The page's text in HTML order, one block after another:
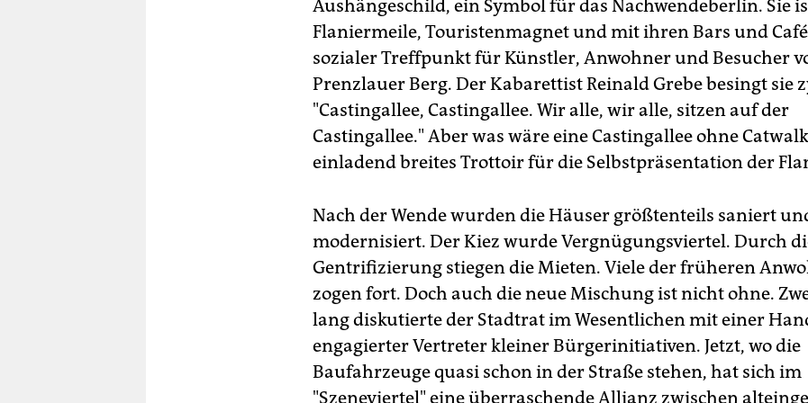
Aushängeschild, ein Symbol für das Nachwendeberlin. Sie
Flaniermeile, Touristenmagnet und mit ihren Bars und
sozialer Treffpunkt für Künstler, Anwohner und Besucher
Prenzlauer Berg. Der Kabarettist Reinald Grebe besingt sie
"Castingallee, Castingallee. Wir alle, wir alle, sitzen auf der
Castingallee." Aber was wäre eine Castingallee ohne
einladend breites Trottoir für die Selbstpräsentation der
Nach der Wende wurden die Häuser größtenteils saniert
modernisiert. Der Kiez wurde Vergnügungsviertel. Durch
Gentrifizierung stiegen die Mieten. Viele der früheren
zogen fort. Doch auch die neue Mischung ist nicht ohne.
lang diskutierte der Stadtrat im Wesentlichen mit einer
engagierter Vertreter kleiner Bürgerinitiativen. Jetzt, wo die
Baufahrzeuge quasi schon in der Straße stehen, hat sich im
"Szeneviertel" eine überraschende Allianz zwischen